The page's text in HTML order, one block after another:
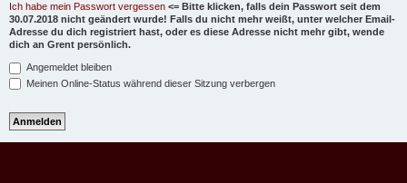
Ich habe mein Passwort vergessen <= Bitte klicken, falls dein Passwort seit dem
30.07.2018 nicht geändert wurde! Falls du nicht mehr weißt, unter welcher Email-
Adresse du dich registriert hast, oder es diese Adresse nicht mehr gibt, wende
dich an Grent persönlich.
Angemeldet bleiben
Meinen Online-Status während dieser Sitzung verbergen